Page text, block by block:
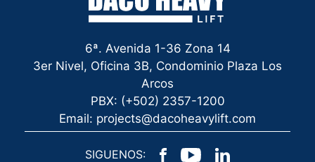
6ª. Avenida 1-36 Zona 14
3er Nivel, Oficina 3B, Condominio Plaza Los
Arcos
PBX: (+502) 2357-1200
Email: projects@dacoheavylift.com
SIGUENOS: